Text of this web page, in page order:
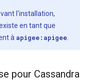
l'installation,
en tant que
à apigee:apigee
pour Cassandra